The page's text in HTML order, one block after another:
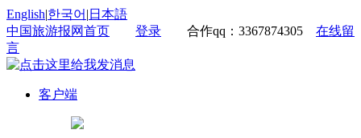
English|한국어 | 日本語
中国旅游报网首页
登录 合作qq：3367874305 在线留
言
客户端